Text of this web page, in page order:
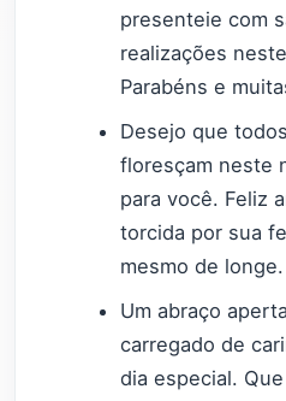
presenteie com
realizações
Parabéns e
Desejo que
floresçam neste
para você. Feliz
torcida por sua
mesmo de longe.
Um abraço
carregado de
dia especial.